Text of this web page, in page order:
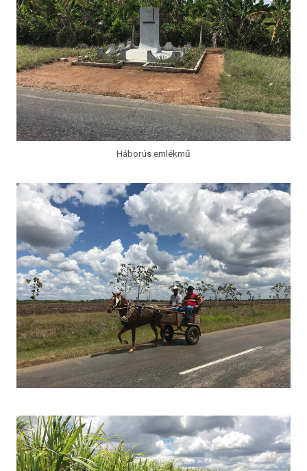
Háborús emlékmű